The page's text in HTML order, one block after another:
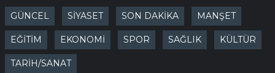
GÜNCEL SİYASET SON DAKİKA MANŞET
EĞİTİM EKONOMİ SPOR SAĞLIK KÜLTÜR
TARİH/SANAT